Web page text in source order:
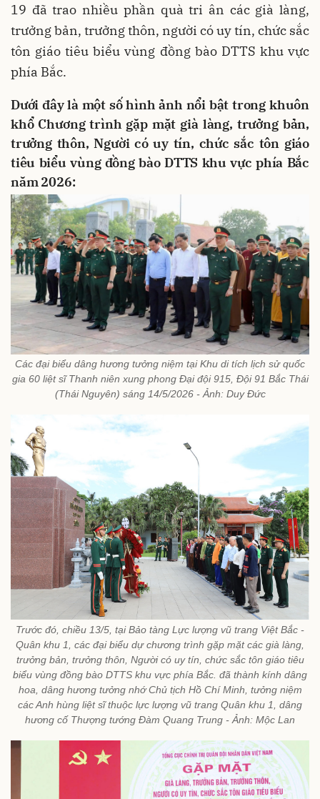
19 đã trao nhiều phần quà tri ân các già làng,
trưởng bản, trưởng thôn, người có uy tín, chức sắc
tôn giáo tiêu biểu vùng đồng bào DTTS khu vực
phía Bắc.
Dưới đây là một số hình ảnh nổi bật trong khuôn
khổ Chương trình gặp mặt già làng, trưởng bản,
trưởng thôn, Người có uy tín, chức sắc tôn giáo
tiêu biểu vùng đồng bào DTTS khu vực phía Bắc
năm 2026:
Các đại biểu dâng hương tưởng niệm tại Khu di tích lịch sử quốc
gia 60 liệt sĩ Thanh niên xung phong Đại đội 915, Đội 91 Bắc Thái
(Thái Nguyên) sáng 14/5/2026 - Ảnh: Duy Đức
Trước đó, chiều 13/5, tại Bảo tàng Lực lượng vũ trang Việt Bắc -
Quân khu 1, các đại biểu dự chương trình gặp mặt các già làng,
trưởng bản, trưởng thôn, Người có uy tín, chức sắc tôn giáo tiêu
biểu vùng đồng bào DTTS khu vực phía Bắc. đã thành kính dâng
hoa, dâng hương tưởng nhớ Chủ tịch Hồ Chí Minh, tưởng niệm
các Anh hùng liệt sĩ thuộc lực lượng vũ trang Quân khu 1, dâng
hương cố Thượng tướng Đàm Quang Trung - Ảnh: Mộc Lan